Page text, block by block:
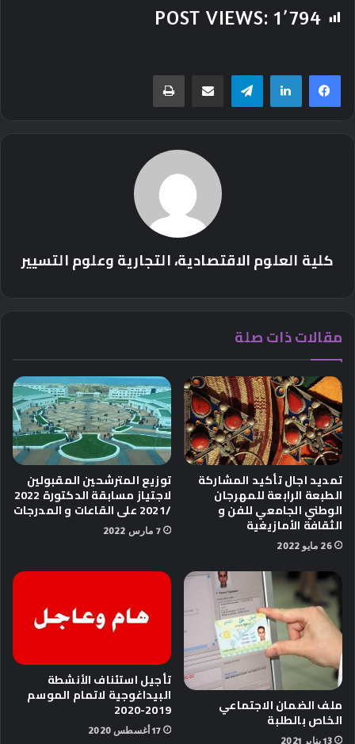
POST VIEWS: 1٬794
تيلقرام مشاركة عبر البريد طباعة
كلية العلوم الاقتصادية، التجارية وعلوم التسيير
مقالات ذات صلة
تمديد اجال تأكيد المشاركة
الطبعة الرابعة للمهرجان
الوطني الجامعي للفن و
الثقافة الأمازيغية
26 مايو 2022
توزيع المترشحين المقبولين
لاجتياز مسابقة الدكتورة 2022
/2021 على القاعات و المدرجات
7 مارس 2022
ملف الضمان الاجتماعي
الخاص بالطلبة
13 يناير 2021
تأجيل استئناف الأنشطة
البيداغوجية لاتمام الموسم
2019-2020
17 أغسطس 2020